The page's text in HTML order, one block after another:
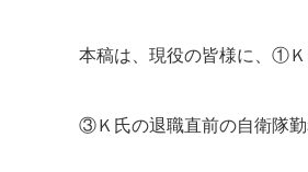
本稿は、現役の皆様に、①
③Ｋ氏の退職直前の自衛隊